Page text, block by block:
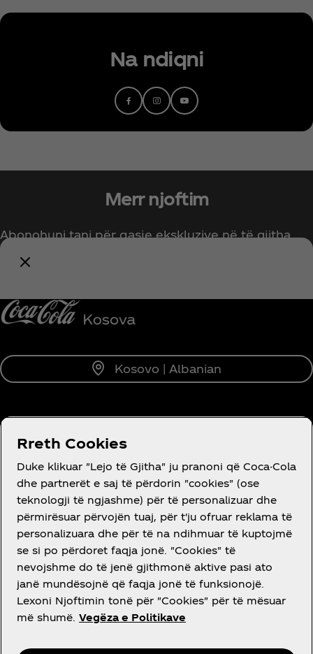
Na ndiqni
Merr njoftim
Abonohuni tani për qasje ekskluzive në të gjitha
Kosovo | Albanian
RRETH NESH
DO NDIHMË?
LIGJORE
Rreth Cookies
Duke klikuar "Lejo të Gjitha" ju pranoni që Coca-Cola
dhe partnerët e saj të përdorin "cookies" (ose
teknologji të ngjashme) për të personalizuar dhe
përmirësuar përvojën tuaj, për t'ju ofruar reklama të
personalizuara dhe për të na ndihmuar të kuptojmë
se si po përdoret faqja jonë. "Cookies" të
nevojshme do të jenë gjithmonë aktive pasi ato
janë mundësojnë që faqja jonë të funksionojë.
Lexoni Njoftimin tonë për "Cookies" për të mësuar
më shumë. Vegëza e Politikave